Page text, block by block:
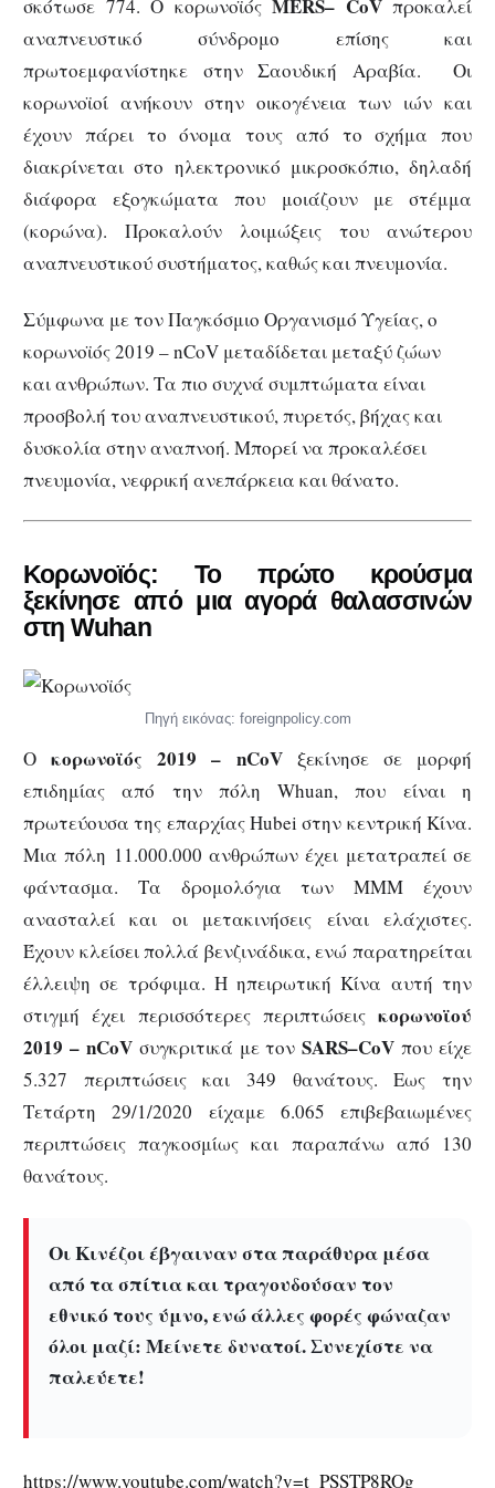
σκότωσε 774. Ο κορωνοϊός MERS– CoV προκαλεί
αναπνευστικό σύνδρομο επίσης και
πρωτοεμφανίστηκε στην Σαουδική Αραβία. Οι
κορωνοϊοί ανήκουν στην οικογένεια των ιών και
έχουν πάρει το όνομα τους από το σχήμα που
διακρίνεται στο ηλεκτρονικό μικροσκόπιο, δηλαδή
διάφορα εξογκώματα που μοιάζουν με στέμμα
(κορώνα). Προκαλούν λοιμώξεις του ανώτερου
αναπνευστικού συστήματος, καθώς και πνευμονία.
Σύμφωνα με τον Παγκόσμιο Οργανισμό Υγείας, ο
κορωνοϊός 2019 – nCoV μεταδίδεται μεταξύ ζώων
και ανθρώπων. Τα πιο συχνά συμπτώματα είναι
προσβολή του αναπνευστικού, πυρετός, βήχας και
δυσκολία στην αναπνοή. Μπορεί να προκαλέσει
πνευμονία, νεφρική ανεπάρκεια και θάνατο.
Κορωνοϊός: Το πρώτο κρούσμα
ξεκίνησε από μια αγορά θαλασσινών
στη Wuhan
Πηγή εικόνας: foreignpolicy.com
Oκορωνοϊός 2019 – nCoVξεκίνησε σε μορφή
επιδημίας από την πόλη Whuan, που είναι η
πρωτεύουσα της επαρχίας Hubei στην κεντρική Κίνα.
Μια πόλη 11.000.000 ανθρώπων έχει μετατραπεί σε
φάντασμα. Τα δρομολόγια των ΜΜΜ έχουν
ανασταλεί και οι μετακινήσεις είναι ελάχιστες.
Έχουν κλείσει πολλά βενζινάδικα, ενώ παρατηρείται
έλλειψη σε τρόφιμα. Η ηπειρωτική Κίνα αυτή την
στιγμή έχει περισσότερες περιπτώσειςκορωνοϊού
2019 – nCoVσυγκριτικά με τονSARS–CoV που είχε
5.327 περιπτώσεις και 349 θανάτους. Εως την
Τετάρτη 29/1/2020 είχαμε 6.065 επιβεβαιωμένες
περιπτώσεις παγκοσμίως και παραπάνω από 130
θανάτους.
Οι Κινέζοι έβγαιναν στα παράθυρα μέσα
από τα σπίτια και τραγουδούσαν τον
εθνικό τους ύμνο, ενώ άλλες φορές φώναζαν
όλοι μαζί: Μείνετε δυνατοί. Συνεχίστε να
παλεύετε!
https://www.youtube.com/watch?v=t_PSSTP8ROg